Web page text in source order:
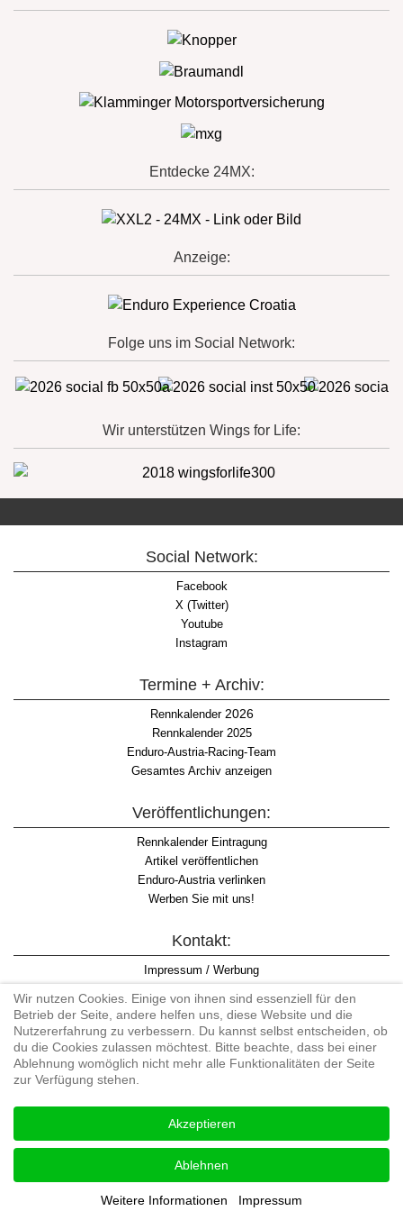
Entdecke 24MX:
Anzeige:
Folge uns im Social Network:
Wir unterstützen Wings for Life:
Social Network:
Facebook
X (Twitter)
Youtube
Instagram
Termine + Archiv:
Rennkalender2026
Rennkalender 2025
Enduro-Austria-Racing-Team
Gesamtes Archiv anzeigen
Veröffentlichungen:
Rennkalender Eintragung
Artikel veröffentlichen
Enduro-Austria verlinken
Werben Sie mit uns!
Kontakt:
Impressum / Werbung
Datenschutzinformation
Informationspflicht WKO
AGB
#enduroaustria, #wirlebenenduro #enduroaustriaracingteam
Enduro-Austria, Enduro, Endurosport, Endurocross, Endurotraining,
Endurotouren, Endurorennen, Hardenduro, Extreme Enduro
Wir nutzen Cookies. Einige von ihnen sind essenziell für den
Betrieb der Seite, andere helfen uns, diese Website und die
Nutzererfahrung zu verbessern. Du kannst selbst entscheiden, ob
du die Cookies zulassen möchtest. Bitte beachte, dass bei einer
Ablehnung womöglich nicht mehr alle Funktionalitäten der Seite
zur Verfügung stehen.
Akzeptieren
Ablehnen
Weitere Informationen Impressum